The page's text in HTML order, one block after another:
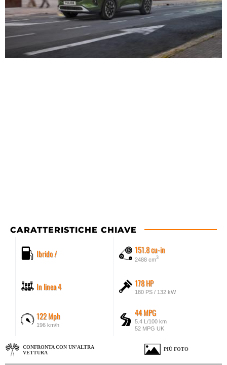
CARATTERISTICHE CHIAVE
Ibrido / 151.8 cu-in
2488 cm3
In linea 4 178 HP
180 PS / 132 kW
122 Mph
196 km/h
44 MPG
5.4 L/100 km
52 MPG UK
CONFRONTA CON UN'ALTRA
VETTURA
PIÙ FOTO